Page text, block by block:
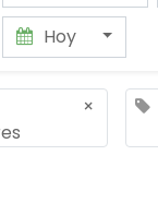
Hoy
×